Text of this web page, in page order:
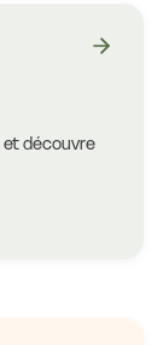
et découvre